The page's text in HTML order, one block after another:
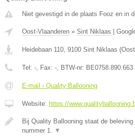
Niet gevestigd in de plaats Fooz en in
Oost-Vlaanderen » Sint Niklaas
Heidebaan 110 9100 Sint Niklaas (
Tel: - , Fax: - , BTW-nr: BE0758.890.663
E-mail › Quality Ballooning
Website: https://
Bij Quality Ballooning staat de
nummer 1.
▼